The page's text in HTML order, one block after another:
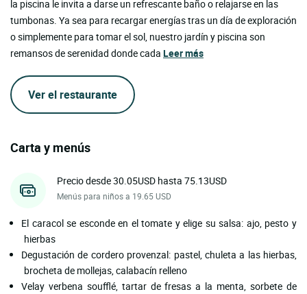
la piscina le invita a darse un refrescante baño o relajarse en las
tumbonas. Ya sea para recargar energías tras un día de exploración
o simplemente para tomar el sol, nuestro jardín y piscina son
remansos de serenidad donde cada Leer más
Ver el restaurante
Carta y menús
Precio desde 30.05USD hasta 75.13USD
Menús para niños a 19.65 USD
El caracol se esconde en el tomate y elige su salsa: ajo, pesto y
hierbas
Degustación de cordero provenzal: pastel, chuleta a las hierbas,
brocheta de mollejas, calabacín relleno
Velay verbena soufflé, tartar de fresas a la menta, sorbete de